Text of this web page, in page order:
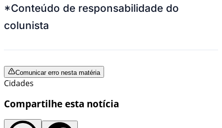
*Conteúdo de responsabilidade do
colunista
Comunicar erro nesta matéria
Cidades
Compartilhe esta notícia